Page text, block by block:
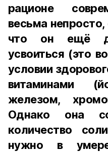
рационе
весьма
что он ещё
усвоиться (это
условии
витаминами
железом,
Однако она
количество
нужно в